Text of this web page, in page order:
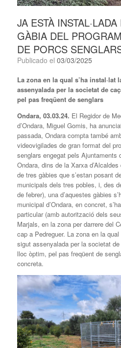
JA ESTÀ
GÀBIA DEL
DE PORCS
Publicado el 03/03/2025
La zona en la qual s’ha instal·lat
assenyalada per la societat de
pel pas freqüent de senglars
Ondara, 03.03.24. El Regidor de
d’Ondara, Miguel Gomis, ha
passada, Ondara compta també
videovigilades de gran format del
senglars engegat pels Ajuntaments
Ondara, dins de la Xarxa
de tres gàbies que s’estan posant
municipals dels tres pobles, i, des
de febrer), una d’aquestes gàbies
municipal d’Ondara, en concret,
particular (amb autorització dels
Marjals, en la zona per darrere del
cap a Pedreguer. La zona en la qual
sigut assenyalada per la societat
lloc òptim, pel pas freqüent de
concreta.